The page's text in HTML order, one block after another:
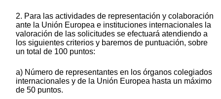
2. Para las actividades de representación y colaboración
ante la Unión Europea e instituciones internacionales la
valoración de las solicitudes se efectuará atendiendo a
los siguientes criterios y baremos de puntuación, sobre
un total de 100 puntos:
a) Número de representantes en los órganos colegiados
internacionales y de la Unión Europea hasta un máximo
de 50 puntos.